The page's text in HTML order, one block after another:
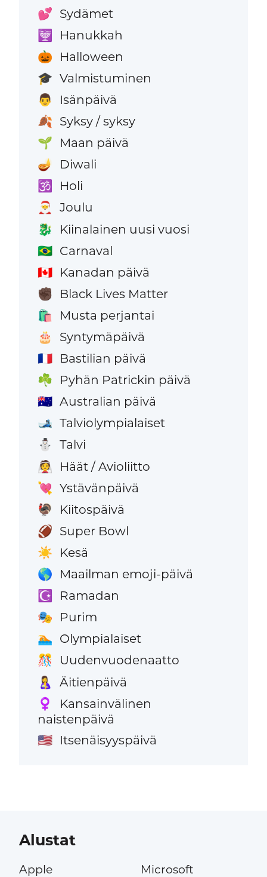
💕 Sydämet
🕎 Hanukkah
🎃 Halloween
🎓 Valmistuminen
👨 Isänpäivä
🍂 Syksy / syksy
🌱 Maan päivä
🪔 Diwali
🕉️ Holi
🎅 Joulu
🐉 Kiinalainen uusi vuosi
🇧🇷 Carnaval
🇨🇦 Kanadan päivä
✊🏿 Black Lives Matter
🛍️ Musta perjantai
🎂 Syntymäpäivä
🇫🇷 Bastilian päivä
☘️ Pyhän Patrickin päivä
🇦🇺 Australian päivä
🎿 Talviolympialaiset
⛄ Talvi
👰 Häät / Avioliitto
💘 Ystävänpäivä
🦃 Kiitospäivä
🏈 Super Bowl
☀️ Kesä
🌎 Maailman emoji-päivä
☪️ Ramadan
🎭 Purim
🏊 Olympialaiset
🎊 Uudenvuodenaatto
🤱 Äitienpäivä
♀️
Kansainvälinen
naistenpäivä
🇺🇸 Itsenäisyyspäivä
Alustat
Apple
Microsoft